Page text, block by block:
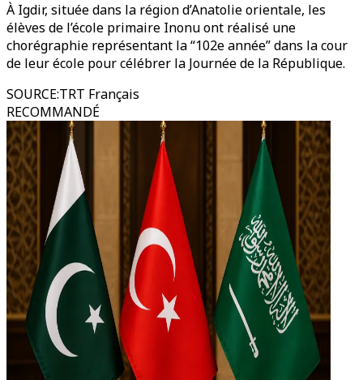
À Igdir, située dans la région d’Anatolie orientale, les
élèves de l’école primaire Inonu ont réalisé une
chorégraphie représentant la “102e année” dans la cour
de leur école pour célébrer la Journée de la République.
SOURCE:TRT Français
RECOMMANDÉ